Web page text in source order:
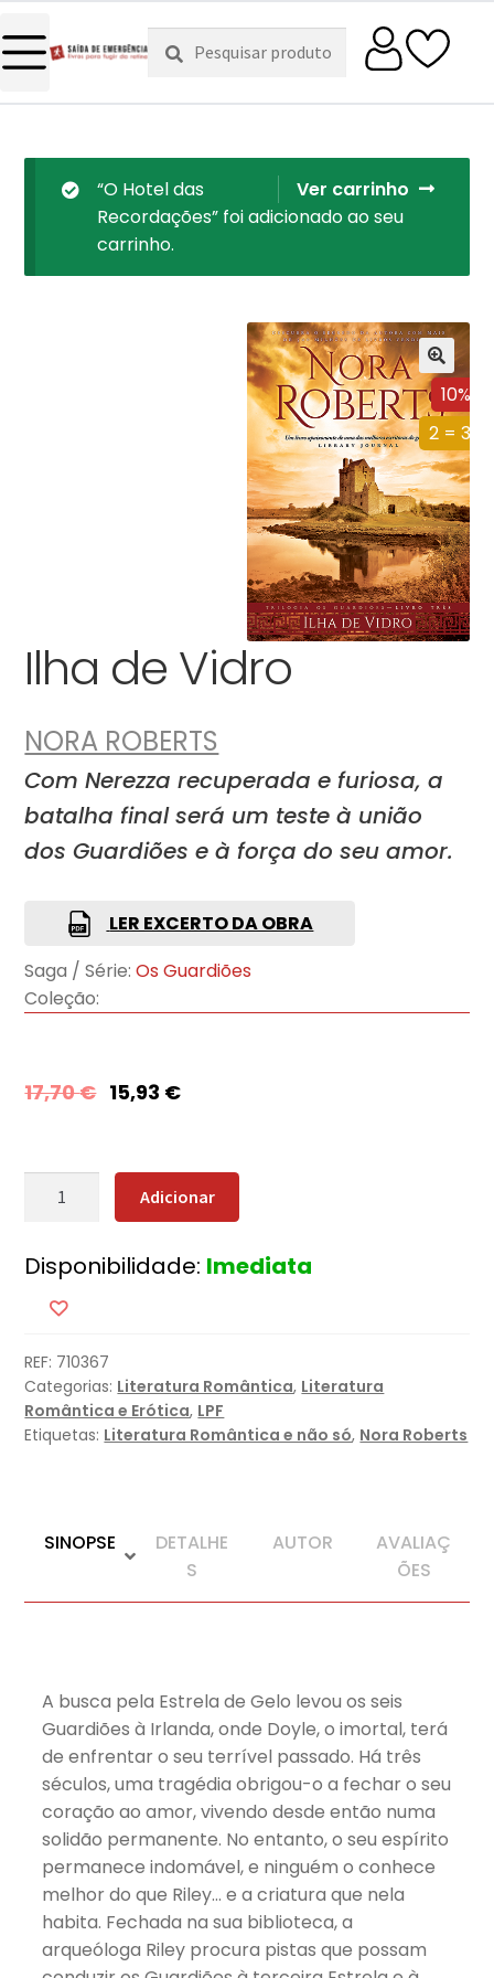
Pesquisar
por:
Pesquisa
Ver carrinho
“O Hotel das
Recordações” foi adicionado ao seu
carrinho.
10%
2 = 3
Ilha de Vidro
NORA ROBERTS
Com Nerezza recuperada e furiosa, a
batalha final será um teste à união
dos Guardiões e à força do seu amor.
LER EXCERTO DA OBRA
Saga / Série: Os Guardiões
Coleção:
17,70€ 15,93 €
Quantidade
de
Vidro
Adicionar
Disponibilidade: Imediata
REF: 710367
Categorias: Literatura Romântica, Literatura
Romântica e Erótica, LPF
Etiquetas: Literatura Romântica e não só, Nora Roberts
SINOPSE
DETALHE
S
AUTOR
AVALIAÇ
ÕES
A busca pela Estrela de Gelo levou os seis
Guardiões à Irlanda, onde Doyle, o imortal, terá
de enfrentar o seu terrível passado. Há três
séculos, uma tragédia obrigou-o a fechar o seu
coração ao amor, vivendo desde então numa
solidão permanente. No entanto, o seu espírito
permanece indomável, e ninguém o conhece
melhor do que Riley… e a criatura que nela
habita. Fechada na sua biblioteca, a
arqueóloga Riley procura pistas que possam